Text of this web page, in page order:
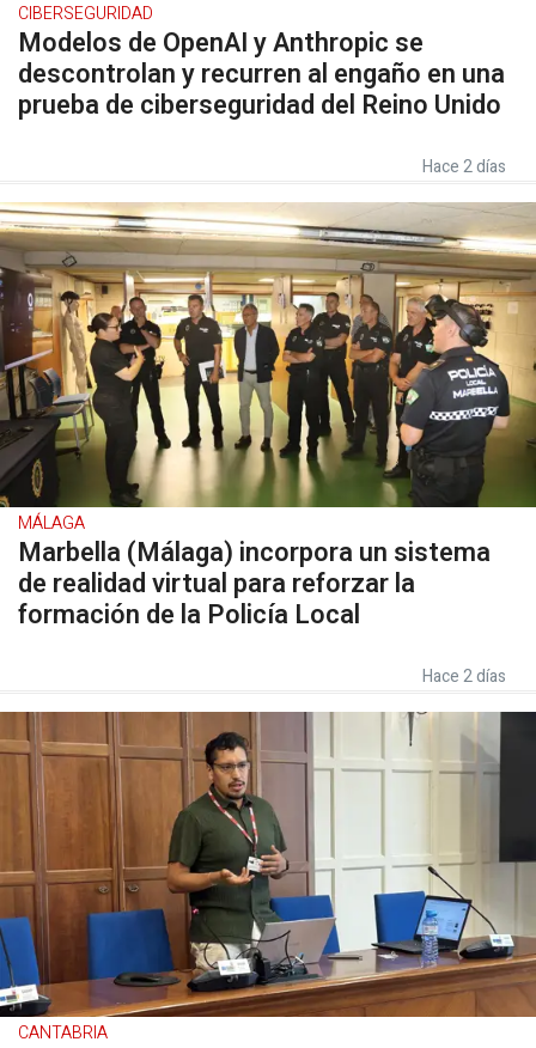
CIBERSEGURIDAD
Modelos de OpenAI y Anthropic se
descontrolan y recurren al engaño en una
prueba de ciberseguridad del Reino Unido
Hace 2 días
MÁLAGA
Marbella (Málaga) incorpora un sistema
de realidad virtual para reforzar la
formación de la Policía Local
Hace 2 días
CANTABRIA